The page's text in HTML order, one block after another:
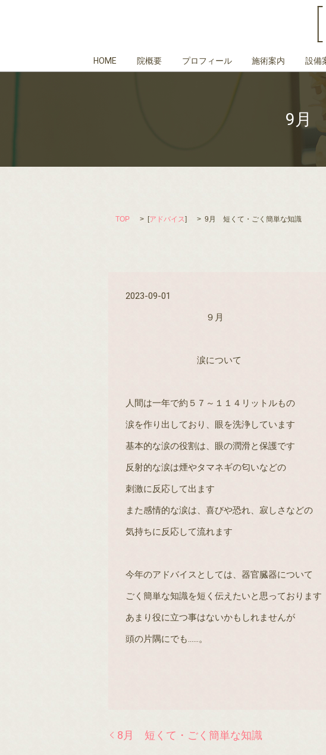
HOME 院概要 プロフィール 施術案内 設備
9月
TOP [アドバイス] 9月 短くて・ごく簡単な知識
2023-09-01
９月
涙について
人間は一年で約５７～１１４リットルもの
涙を作り出しており、眼を洗浄しています
基本的な涙の役割は、眼の潤滑と保護です
反射的な涙は煙やタマネギの匂いなどの
刺激に反応して出ます
また感情的な涙は、喜びや恐れ、寂しさなどの
気持ちに反応して流れます
今年のアドバイスとしては、器官臓器について
ごく簡単な知識を短く伝えたいと思っております
あまり役に立つ事はないかもしれませんが
頭の片隅にでも……。
8月 短くて・ごく簡単な知識